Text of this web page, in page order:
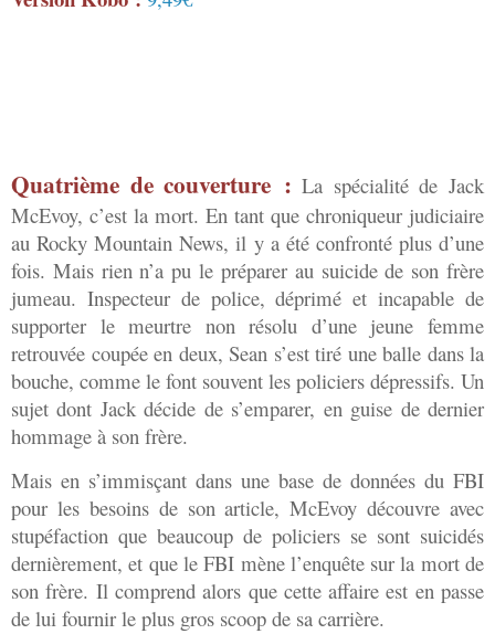
Quatrième de couverture :La spécialité de Jack
McEvoy, c’est la mort. En tant que chroniqueur judiciaire
au Rocky Mountain News, il y a été confronté plus d’une
fois. Mais rien n’a pu le préparer au suicide de son frère
jumeau. Inspecteur de police, déprimé et incapable de
supporter le meurtre non résolu d’une jeune femme
retrouvée coupée en deux, Sean s’est tiré une balle dans la
bouche, comme le font souvent les policiers dépressifs. Un
sujet dont Jack décide de s’emparer, en guise de dernier
hommage à son frère.
Mais en s’immisçant dans une base de données du FBI
pour les besoins de son article, McEvoy découvre avec
stupéfaction que beaucoup de policiers se sont suicidés
dernièrement, et que le FBI mène l’enquête sur la mort de
son frère. Il comprend alors que cette affaire est en passe
de lui fournir le plus gros scoop de sa carrière.